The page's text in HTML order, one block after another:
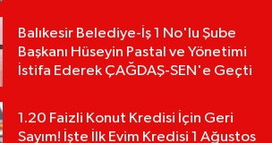
Balıkesir Belediye-İş 1 No'lu Şube
Başkanı Hüseyin Pastal ve Yönetimi
İstifa Ederek ÇAĞDAŞ-SEN'e Geçti
1.20 Faizli Konut Kredisi İçin Geri
Sayım! İşte İlk Evim Kredisi 1 Ağustos